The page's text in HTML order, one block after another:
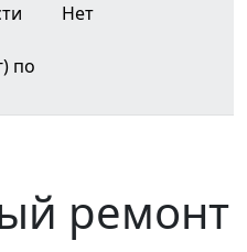
по
Нет
ремонт